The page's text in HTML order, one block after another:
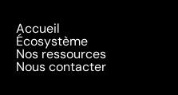
Accueil
Écosystème
Nos ressources
Nous contacter